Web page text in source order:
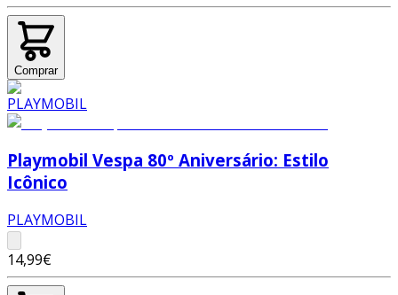
Comprar
Playmobil Vespa 80º Aniversário: Estilo
Icônico
PLAYMOBIL
14,99€